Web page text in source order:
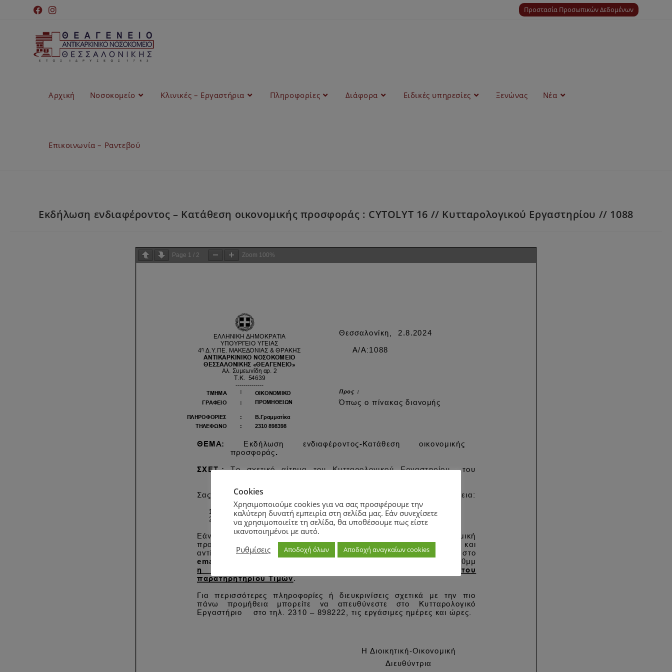
Προστασία Προσωπικών Δεδομένων
Αρχική Νοσοκομείο Κλινικές – Εργαστήρια Πληροφορίες Διάφορα Ειδικές υπηρεσίες Ξενώνας Νέα
Επικοινωνία – Ραντεβού
Εκδήλωση ενδιαφέροντος – Κατάθεση οικονομικής προσφοράς : CYTOLYT 16 // Κυτταρολογικού Εργαστηρίου // 1088
Page 1 / 2 Zoom 100%
Cookies
Χρησιμοποιούμε cookies για να σας προσφέρουμε την
καλύτερη δυνατή εμπειρία στη σελίδα μας. Εάν συνεχίσετε
να χρησιμοποιείτε τη σελίδα, θα υποθέσουμε πως είστε
ικανοποιημένοι με αυτό.
Ρυθμίσεις
Αποδοχή όλων Αποδοχή αναγκαίων cookies